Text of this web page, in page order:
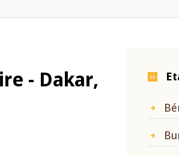
- Dakar,